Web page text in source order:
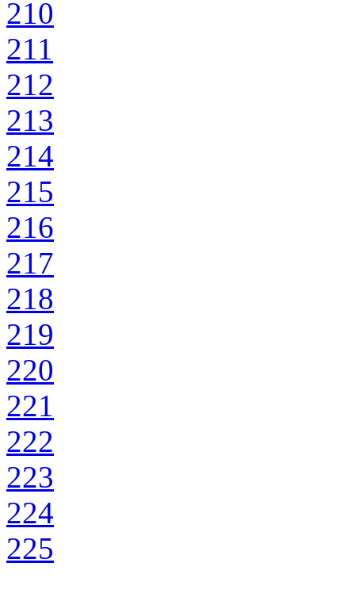
210
211
212
213
214
215
216
217
218
219
220
221
222
223
224
225